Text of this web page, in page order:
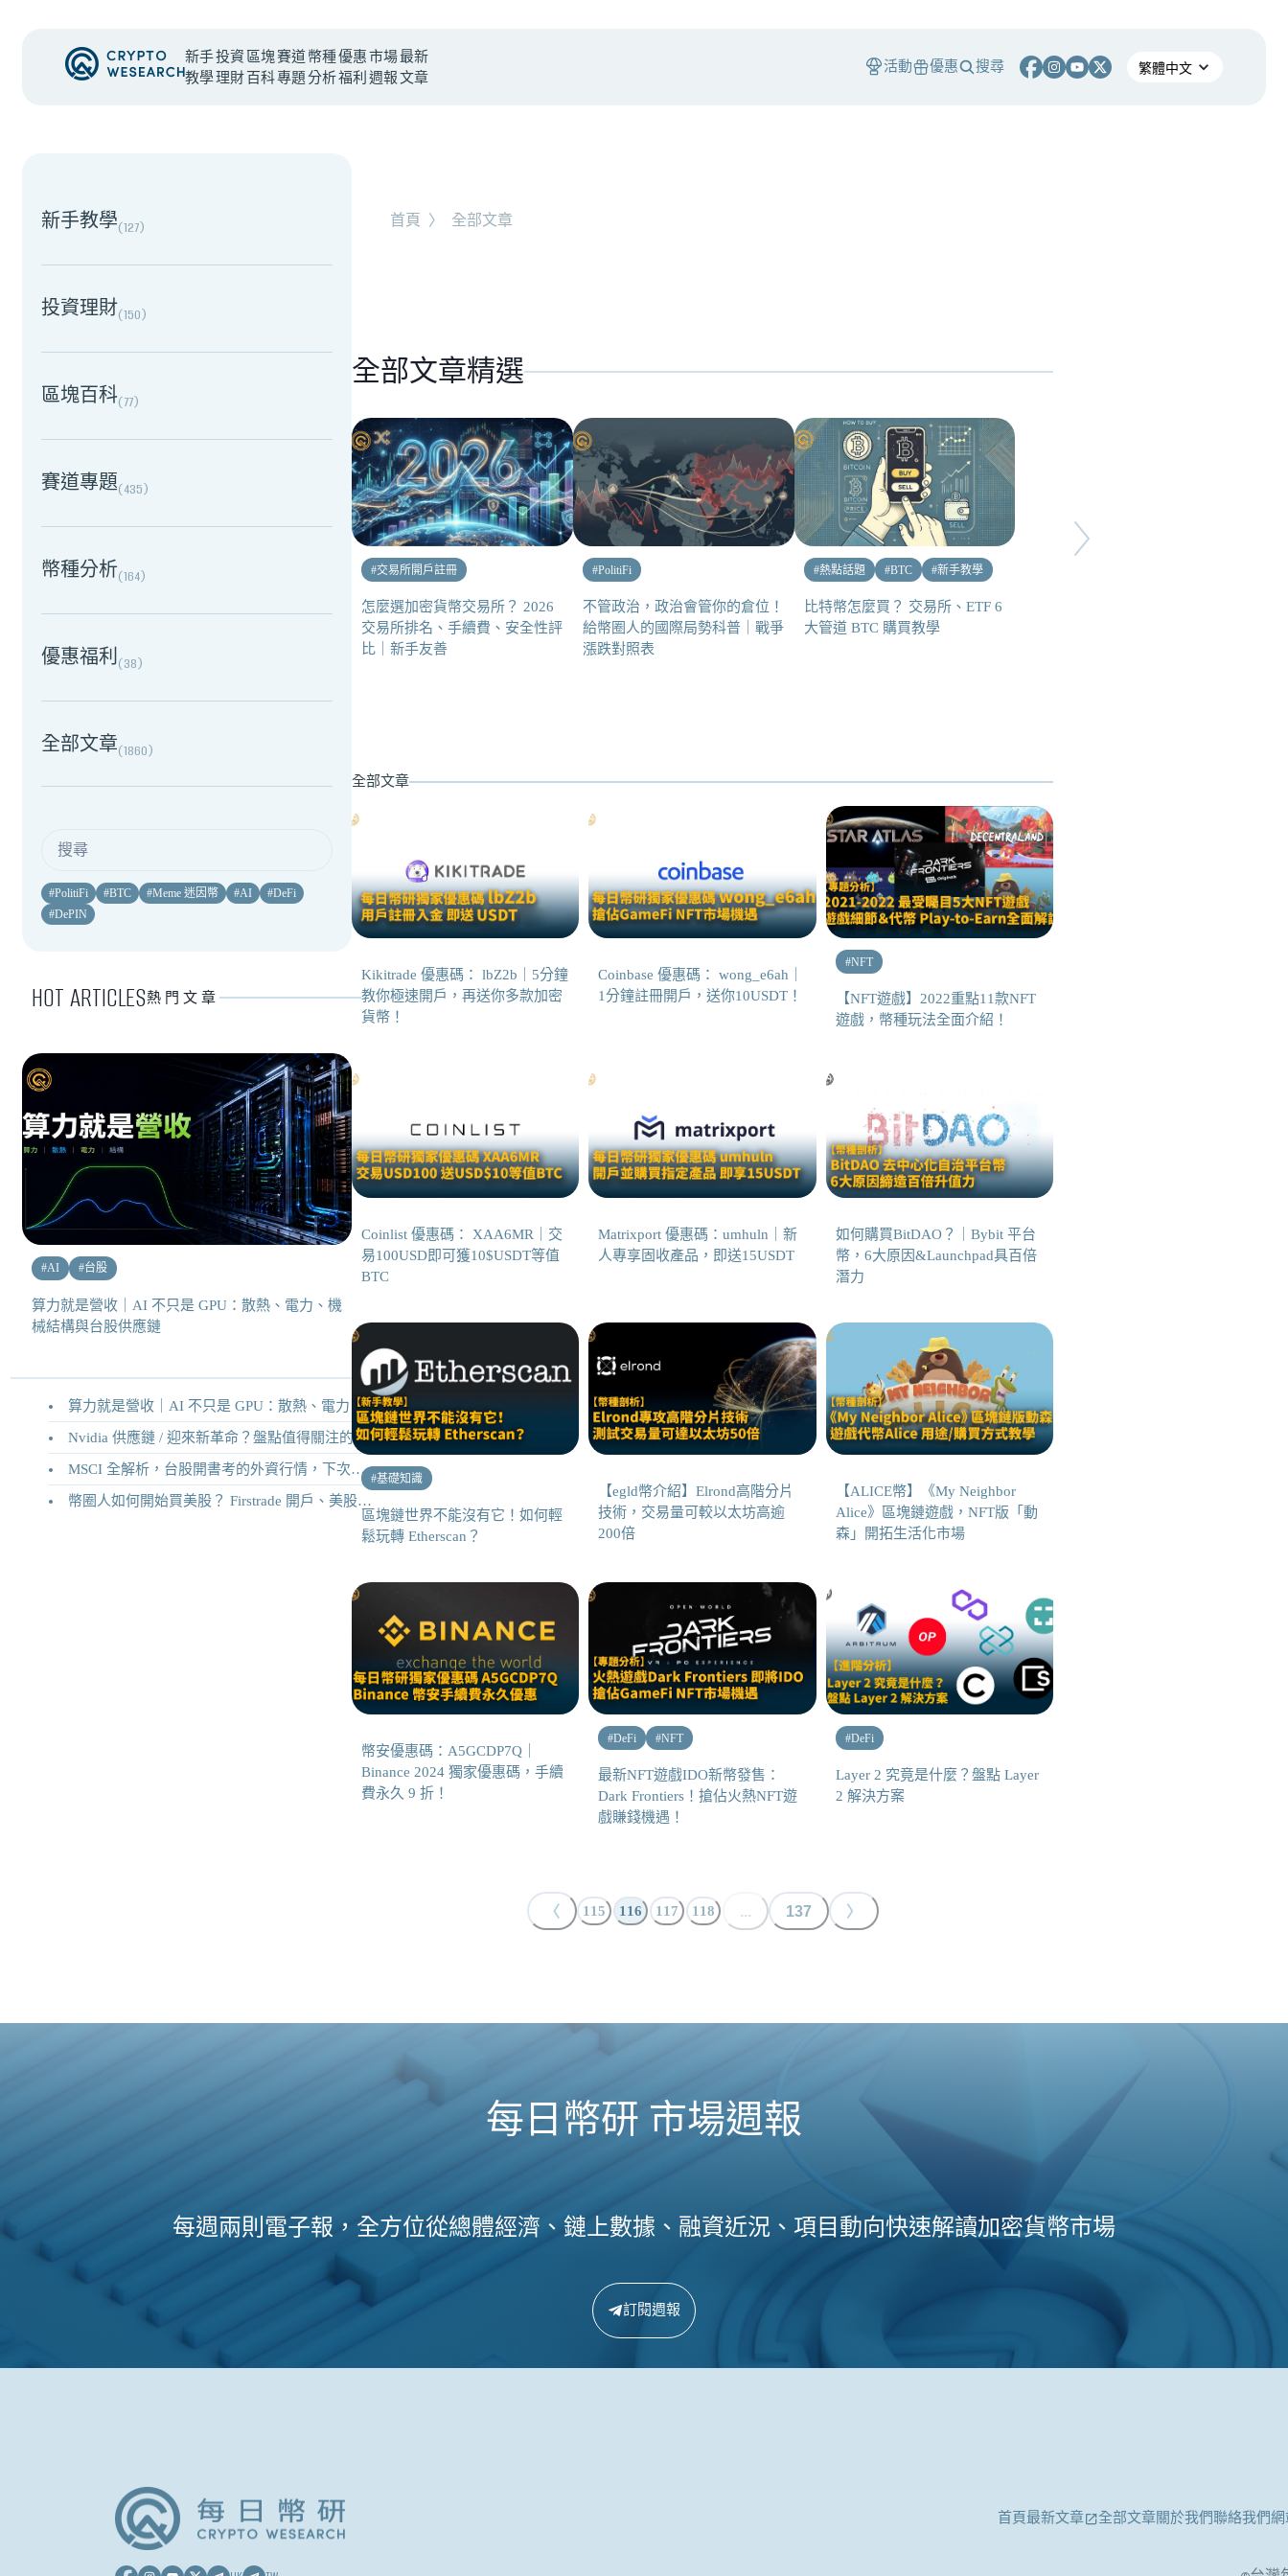
新手
教學
投資
理財
區塊
百科
賽道
專題
幣種
分析
優惠
福利
市場
週報
最新
文章
活動 優惠 搜尋
NEW EVENT
時事觀點
NEW EVENT
新手教學(127)
投資理財(150)
區塊百科(77)
賽道專題(435)
幣種分析(164)
優惠福利(38)
全部文章(1860)
#PolitiFi #BTC #Meme 迷因幣 #AI #DeFi
#DePIN
HOT ARTICLES熱門文章
#AI #台股
算力就是營收｜AI 不只是 GPU：散熱、電力、機
械結構與台股供應鏈
算力就是營收｜AI 不只是 GPU：散熱、電力、機械結構與台股供應鏈
Nvidia 供應鏈 / 迎來新革命？盤點值得關注的二十家供應鏈企業
MSCI 全解析，台股開書考的外資行情，下次調整你準備好了嗎？
幣圈人如何開始買美股？ Firstrade 開戶、美股交易機制完整教學
首頁 〉 全部文章
全部文章精選
#交易所開戶註冊
怎麼選加密貨幣交易所？ 2026
交易所排名、手續費、安全性評
比｜新手友善
#PolitiFi
不管政治，政治會管你的倉位！
給幣圈人的國際局勢科普｜戰爭
漲跌對照表
#熱點話題 #BTC #新手教學
比特幣怎麼買？ 交易所、ETF 6
大管道 BTC 購買教學
全部文章
Kikitrade 優惠碼： lbZ2b｜5分鐘
教你極速開戶，再送你多款加密
貨幣！
Coinbase 優惠碼： wong_e6ah｜
1分鐘註冊開戶，送你10USDT！
#NFT
【NFT遊戲】2022重點11款NFT
遊戲，幣種玩法全面介紹！
Coinlist 優惠碼： XAA6MR｜交
易100USD即可獲10$USDT等值
BTC
Matrixport 優惠碼：umhuln｜新
人專享固收產品，即送15USDT
如何購買BitDAO？｜Bybit 平台
幣，6大原因&Launchpad具百倍
潛力
#基礎知識
區塊鏈世界不能沒有它！如何輕
鬆玩轉 Etherscan？
【egld幣介紹】Elrond高階分片
技術，交易量可較以太坊高逾
200倍
【ALICE幣】《My Neighbor
Alice》區塊鏈遊戲，NFT版「動
森」開拓生活化市場
幣安優惠碼：A5GCDP7Q｜
Binance 2024 獨家優惠碼，手續
費永久 9 折！
#DeFi #NFT
最新NFT遊戲IDO新幣發售：
Dark Frontiers！搶佔火熱NFT遊
戲賺錢機遇！
#DeFi
Layer 2 究竟是什麼？盤點 Layer
2 解決方案
〈 115 116 117 118 ... 137 〉
每日幣研 市場週報
每週兩則電子報，全方位從總體經濟、鏈上數據、融資近況、項目動向快速解讀加密貨幣市場
訂閱週報
首頁最新文章 全部文章關於我們聯絡我們